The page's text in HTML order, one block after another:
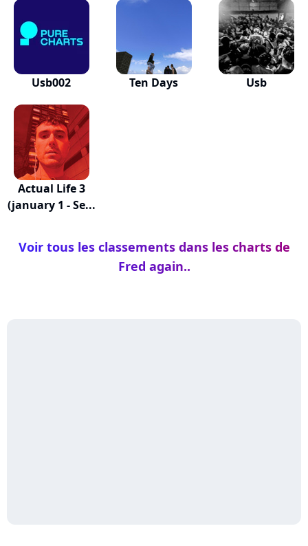
Usb002 Ten Days Usb
Actual Life 3
(january 1 - Se...
Voir tous les classements dans les charts de
Fred again..